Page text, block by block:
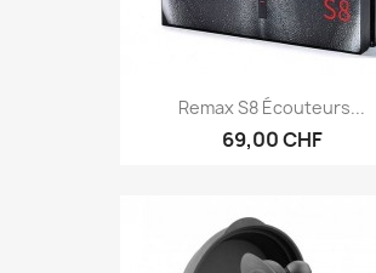
Remax S8 Écouteurs...
69,00 CHF